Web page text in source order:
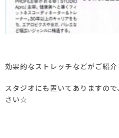
効果的なストレッチなどがご紹介
スタジオにも置いてありますの
さい☆